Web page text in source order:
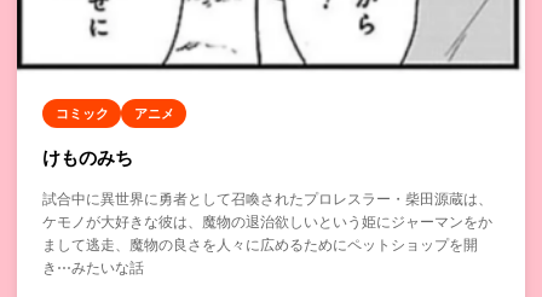
コミック アニメ
けものみち
試合中に異世界に勇者として召喚されたプロレスラー・柴田源蔵は、
ケモノが大好きな彼は、魔物の退治欲しいという姫にジャーマンをか
まして逃走、魔物の良さを人々に広めるためにペットショップを開
き⋯みたいな話